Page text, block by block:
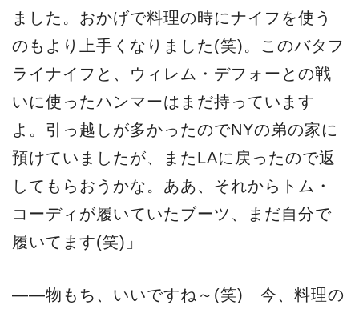
ました。おかげで料理の時にナイフを使う
のもより上手くなりました(笑)。このバタフ
ライナイフと、ウィレム・デフォーとの戦
いに使ったハンマーはまだ持っています
よ。引っ越しが多かったのでNYの弟の家に
預けていましたが、またLAに戻ったので返
してもらおうかな。ああ、それからトム・
コーディが履いていたブーツ、まだ自分で
履いてます(笑)」
――物もち、いいですね～(笑) 今、料理の